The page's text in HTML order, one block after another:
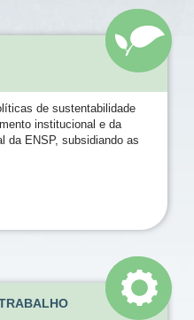
de sustentabilidade
institucional e da
da ENSP, subsidiando as